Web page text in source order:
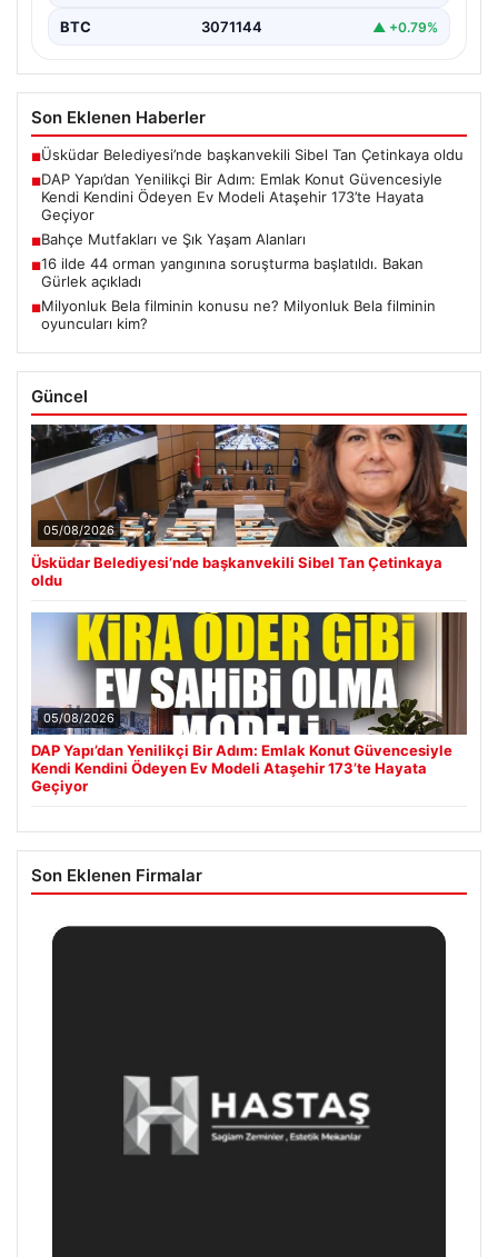
BTC 3071144 ▲ +0.79%
Son Eklenen Haberler
■Üsküdar Belediyesi’nde başkanvekili Sibel Tan Çetinkaya oldu
■DAP Yapı’dan Yenilikçi Bir Adım: Emlak Konut Güvencesiyle
Kendi Kendini Ödeyen Ev Modeli Ataşehir 173’te Hayata
Geçiyor
■Bahçe Mutfakları ve Şık Yaşam Alanları
■16 ilde 44 orman yangınına soruşturma başlatıldı. Bakan
Gürlek açıkladı
■Milyonluk Bela filminin konusu ne? Milyonluk Bela filminin
oyuncuları kim?
Güncel
05/08/2026
Üsküdar Belediyesi’nde başkanvekili Sibel Tan Çetinkaya
oldu
05/08/2026
DAP Yapı’dan Yenilikçi Bir Adım: Emlak Konut Güvencesiyle
Kendi Kendini Ödeyen Ev Modeli Ataşehir 173’te Hayata
Geçiyor
Son Eklenen Firmalar